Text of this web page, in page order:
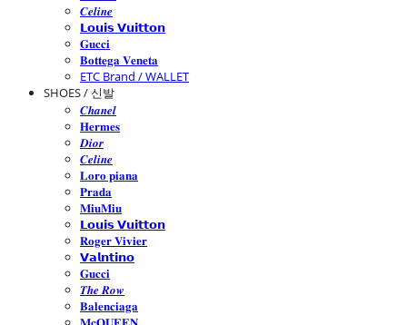
𝑪𝒆𝒍𝒊𝒏𝒆
𝗟𝗼𝘂𝗶𝘀 𝗩𝘂𝗶𝘁𝘁𝗼𝗻
𝐆𝐮𝐜𝐜𝐢
𝐁𝐨𝐭𝐭𝐞𝐠𝐚 𝐕𝐞𝐧𝐞𝐭𝐚
ETC Brand / WALLET
SHOES / 신발
𝑪𝒉𝒂𝒏𝒆𝒍
𝐇𝐞𝐫𝐦𝐞𝐬
𝑫𝒊𝒐𝒓
𝑪𝒆𝒍𝒊𝒏𝒆
𝐋𝐨𝐫𝐨 𝐩𝐢𝐚𝐧𝐚
𝐏𝐫𝐚𝐝𝐚
𝐌𝐢𝐮𝐌𝐢𝐮
𝗟𝗼𝘂𝗶𝘀 𝗩𝘂𝗶𝘁𝘁𝗼𝗻
𝐑𝐨𝐠𝐞𝐫 𝐕𝐢𝐯𝐢𝐞𝐫
𝗩𝗮𝗹𝗻𝘁𝗶𝗻𝗼
𝐆𝐮𝐜𝐜𝐢
𝑻𝒉𝒆 𝑹𝒐𝒘
𝐁𝐚𝐥𝐞𝐧𝐜𝐢𝐚𝐠𝐚